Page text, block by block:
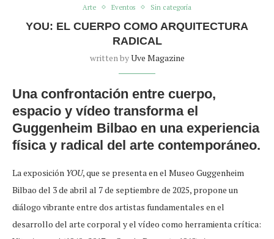
Arte Eventos Sin categoría
YOU: EL CUERPO COMO ARQUITECTURA
RADICAL
written byUve Magazine
Una confrontación entre cuerpo,
espacio y vídeo transforma el
Guggenheim Bilbao en una experiencia
física y radical del arte contemporáneo.
La exposición YOU, que se presenta en el Museo Guggenheim
Bilbao del 3 de abril al 7 de septiembre de 2025, propone un
diálogo vibrante entre dos artistas fundamentales en el
desarrollo del arte corporal y el vídeo como herramienta crítica: